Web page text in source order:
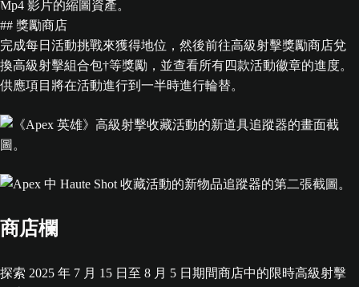
## 獎勵商店
完成每日活動挑戰來獲得地位，然後前往高級射擊獎勵商店兌
換高級射擊組合包†等獎勵，並查看所有四款活動徽章的進度。
供應項目將在活動進行到一半時進行輪替。
商店欄
探索 2025 年 7 月 15 日至 8 月 5 日期間商店中的限時高級射擊